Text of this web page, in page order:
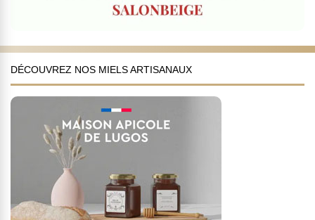
DÉCOUVREZ NOS MIELS ARTISANAUX